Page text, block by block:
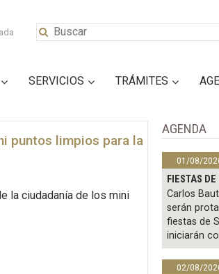
SERVICIOS TRÁMITES
puntos limpios para la
la ciudadanía de los mini
AGENDA
01/08/
FIESTAS
Carlos
serán
fiestas de
iniciarán
02/08/